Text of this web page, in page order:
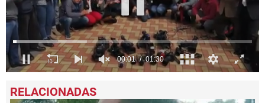
seconds
of